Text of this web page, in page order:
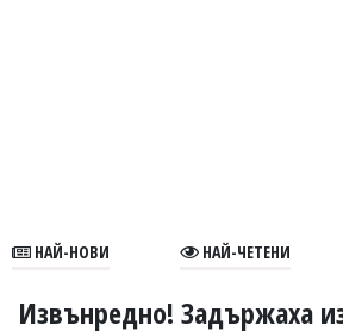
В
НАЙ-НОВИ НАЙ-ЧЕТЕНИ
Извънредно! Задържаха